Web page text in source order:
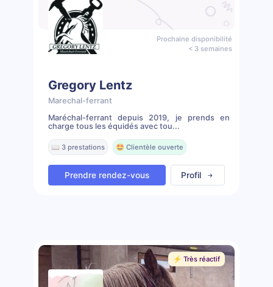
Prochaine disponibilité
< 3 semaines
Gregory Lentz
Marechal-ferrant
Maréchal-ferrant depuis 2019, je prends en
charge tous les équidés avec tou...
📖 3 prestations 🤩 Clientèle ouverte
Prendre rendez-vous Profil
⚡️ Très réactif